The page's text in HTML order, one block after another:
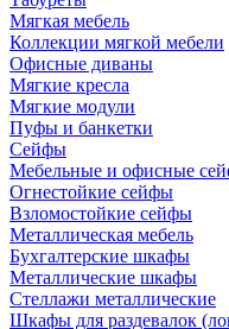
Мягкая мебель
Коллекции мягкой мебели
Офисные диваны
Мягкие кресла
Мягкие модули
Пуфы и банкетки
Сейфы
Мебельные и офисные
Огнестойкие сейфы
Взломостойкие сейфы
Металлическая мебель
Бухгалтерские шкафы
Металлические шкафы
Стеллажи металлические
Шкафы для раздевалок